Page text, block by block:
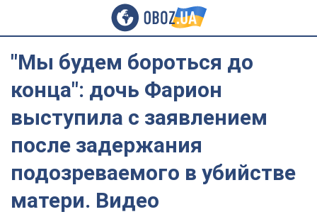
"Мы будем бороться до
конца": дочь Фарион
выступила с заявлением
после задержания
подозреваемого в убийстве
матери. Видео